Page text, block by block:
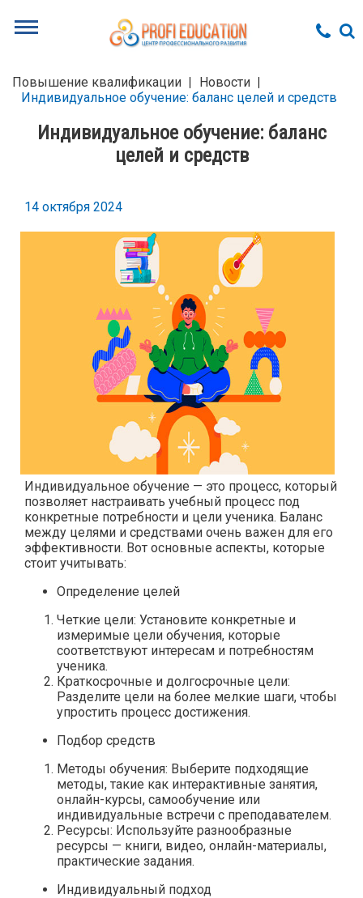
Повышение квалификации
Новости
Индивидуальное обучение: баланс целей и средств
Индивидуальное обучение: баланс
целей и средств
14 октября 2024
Индивидуальное обучение — это процесс, который
позволяет настраивать учебный процесс под
конкретные потребности и цели ученика. Баланс
между целями и средствами очень важен для его
эффективности. Вот основные аспекты, которые
стоит учитывать:
Определение целей
Четкие цели: Установите конкретные и
измеримые цели обучения, которые
соответствуют интересам и потребностям
ученика.
Краткосрочные и долгосрочные цели:
Разделите цели на более мелкие шаги, чтобы
упростить процесс достижения.
Подбор средств
Методы обучения: Выберите подходящие
методы, такие как интерактивные занятия,
онлайн-курсы, самообучение или
индивидуальные встречи с преподавателем.
Ресурсы: Используйте разнообразные
ресурсы — книги, видео, онлайн-материалы,
практические задания.
Индивидуальный подход